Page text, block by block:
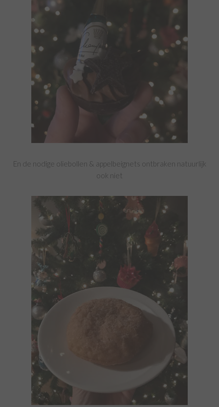
En de nodige oliebollen & appelbeignets ontbraken natuurlijk
ook niet